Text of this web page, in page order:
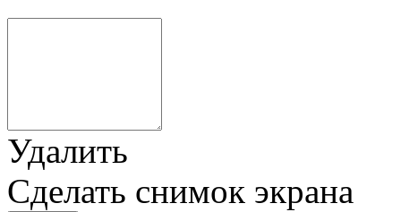
Удалить
Сделать снимок экрана